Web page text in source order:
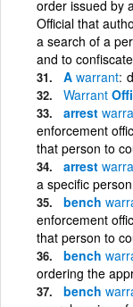
order issued by
Official that
a search of a
and to
A warrant
Warrant
arrest
enforcement
that person to
arrest
a specific
bench
enforcement
that person to
bench
ordering the
bench